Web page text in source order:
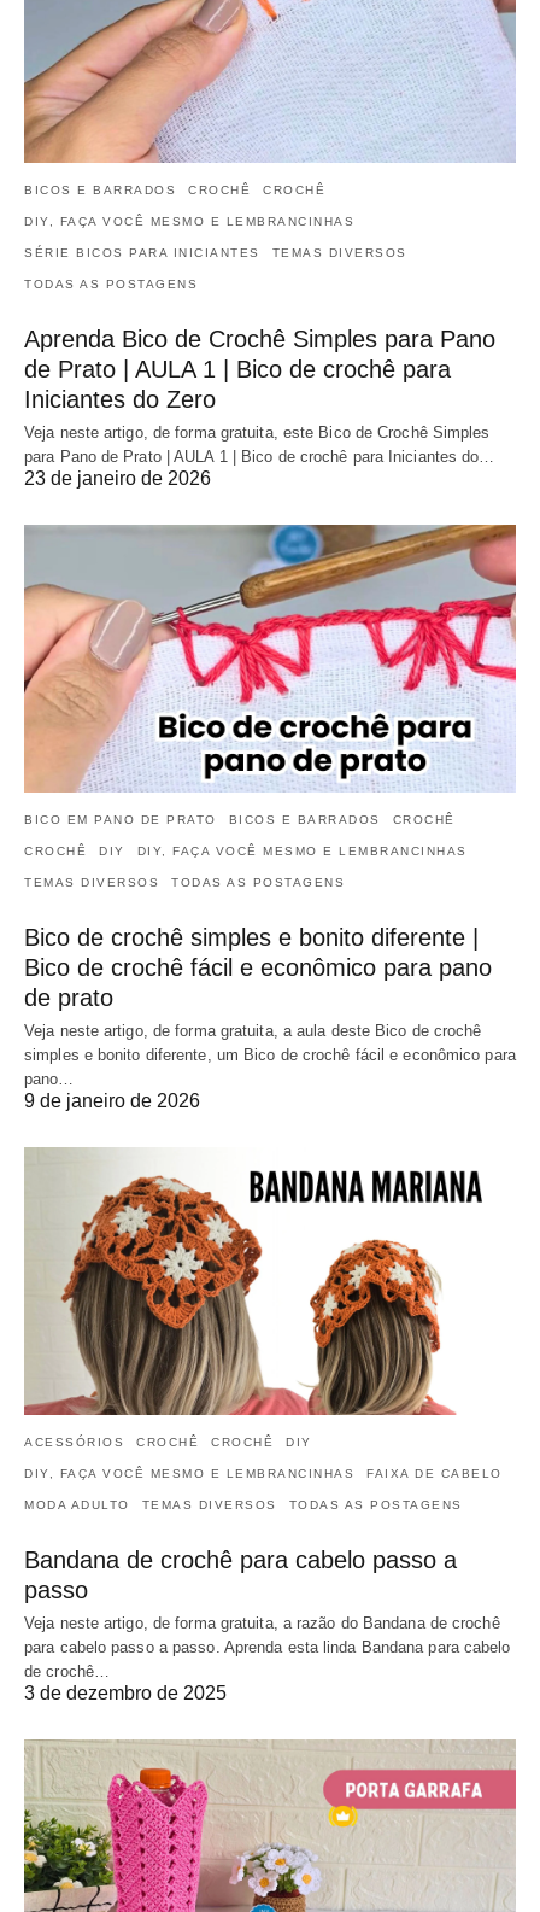
BICOS E BARRADOS CROCHÊ CROCHÊ
DIY, FAÇA VOCÊ MESMO E LEMBRANCINHAS
SÉRIE BICOS PARA INICIANTES TEMAS DIVERSOS
TODAS AS POSTAGENS
Aprenda Bico de Crochê Simples para Pano
de Prato | AULA 1 | Bico de crochê para
Iniciantes do Zero
Veja neste artigo, de forma gratuita, este Bico de Crochê Simples
para Pano de Prato | AULA 1 | Bico de crochê para Iniciantes do…
23 de janeiro de 2026
BICO EM PANO DE PRATO BICOS E BARRADOS CROCHÊ
CROCHÊ DIY DIY, FAÇA VOCÊ MESMO E LEMBRANCINHAS
TEMAS DIVERSOS TODAS AS POSTAGENS
Bico de crochê simples e bonito diferente |
Bico de crochê fácil e econômico para pano
de prato
Veja neste artigo, de forma gratuita, a aula deste Bico de crochê
simples e bonito diferente, um Bico de crochê fácil e econômico para
pano…
9 de janeiro de 2026
ACESSÓRIOS CROCHÊ CROCHÊ DIY
DIY, FAÇA VOCÊ MESMO E LEMBRANCINHAS FAIXA DE CABELO
MODA ADULTO TEMAS DIVERSOS TODAS AS POSTAGENS
Bandana de crochê para cabelo passo a
passo
Veja neste artigo, de forma gratuita, a razão do Bandana de crochê
para cabelo passo a passo. Aprenda esta linda Bandana para cabelo
de crochê…
3 de dezembro de 2025